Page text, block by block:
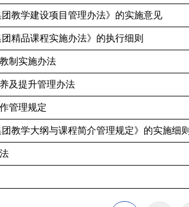
教学建设项目管理办法》的实施意见
精品课程实施办法》的执行细则
制实施办法
及提升管理办法
管理规定
教学大纲与课程简介管理规定》的实施细则